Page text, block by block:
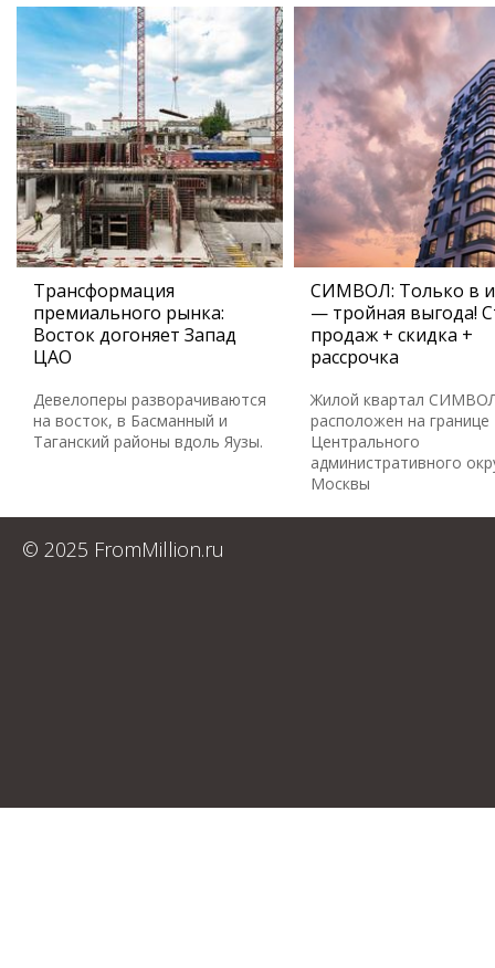
Трансформация
премиального рынка:
Восток догоняет Запад
ЦАО
Девелоперы разворачиваются
на восток, в Басманный и
Таганский районы вдоль Яузы.
СИМВОЛ: Только в
— тройная выгода!
продаж + скидка +
рассрочка
Жилой квартал
расположен на границе
Центрального
административного
Москвы
© 2025 FromMillion.ru